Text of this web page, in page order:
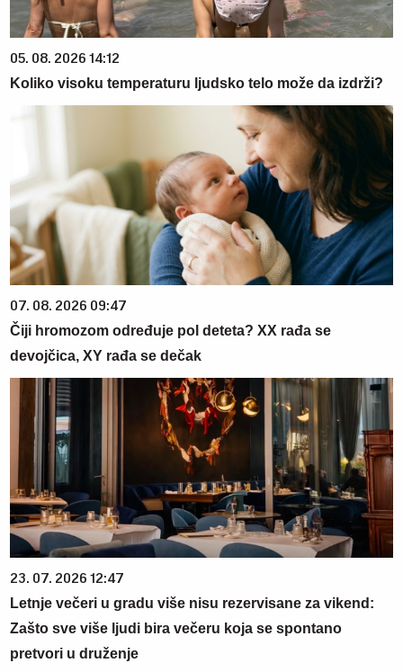
05. 08. 2026 14:12
Koliko visoku temperaturu ljudsko telo može da izdrži?
07. 08. 2026 09:47
Čiji hromozom određuje pol deteta? XX rađa se
devojčica, XY rađa se dečak
23. 07. 2026 12:47
Letnje večeri u gradu više nisu rezervisane za vikend:
Zašto sve više ljudi bira večeru koja se spontano
pretvori u druženje